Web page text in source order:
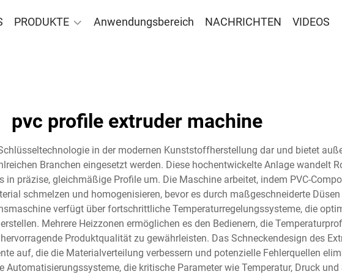
PRODUKTE Anwendungsbereich NACHRICHTEN VIDEOS
pvc profile extruder machine
in der modernen Kunststoffherstellung dar und bietet
Branchen eingesetzt werden. Diese hochentwickelte Anlage wandelt
präzise, gleichmäßige Profile um. Die Maschine arbeitet, indem PVC-
schmelzen und homogenisieren, bevor es durch maßgeschneiderte
verfügt über fortschrittliche Temperaturregelungssysteme, die
Mehrere Heizzonen ermöglichen es den Bedienern, die
Produktqualität zu gewährleisten. Das Schneckendesign des
auf, die die Materialverteilung verbessern und potenzielle Fehlerquellen
die kritische Parameter wie Temperatur, Druck